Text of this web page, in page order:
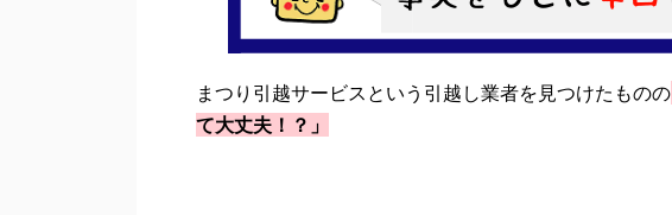
まつり引越サービスという引越し業者を見つけたものの
て大丈夫！？」